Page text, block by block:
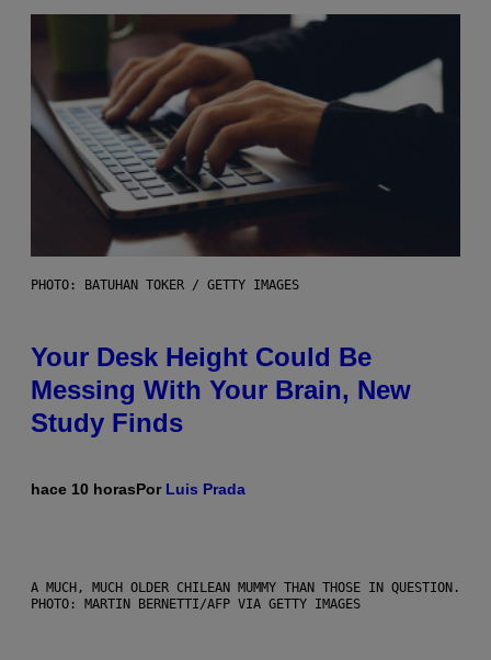
PHOTO: BATUHAN TOKER / GETTY IMAGES
Your Desk Height Could Be
Messing With Your Brain, New
Study Finds
hace 10 horasPor Luis Prada
A MUCH, MUCH OLDER CHILEAN MUMMY THAN THOSE IN QUESTION.
PHOTO: MARTIN BERNETTI/AFP VIA GETTY IMAGES